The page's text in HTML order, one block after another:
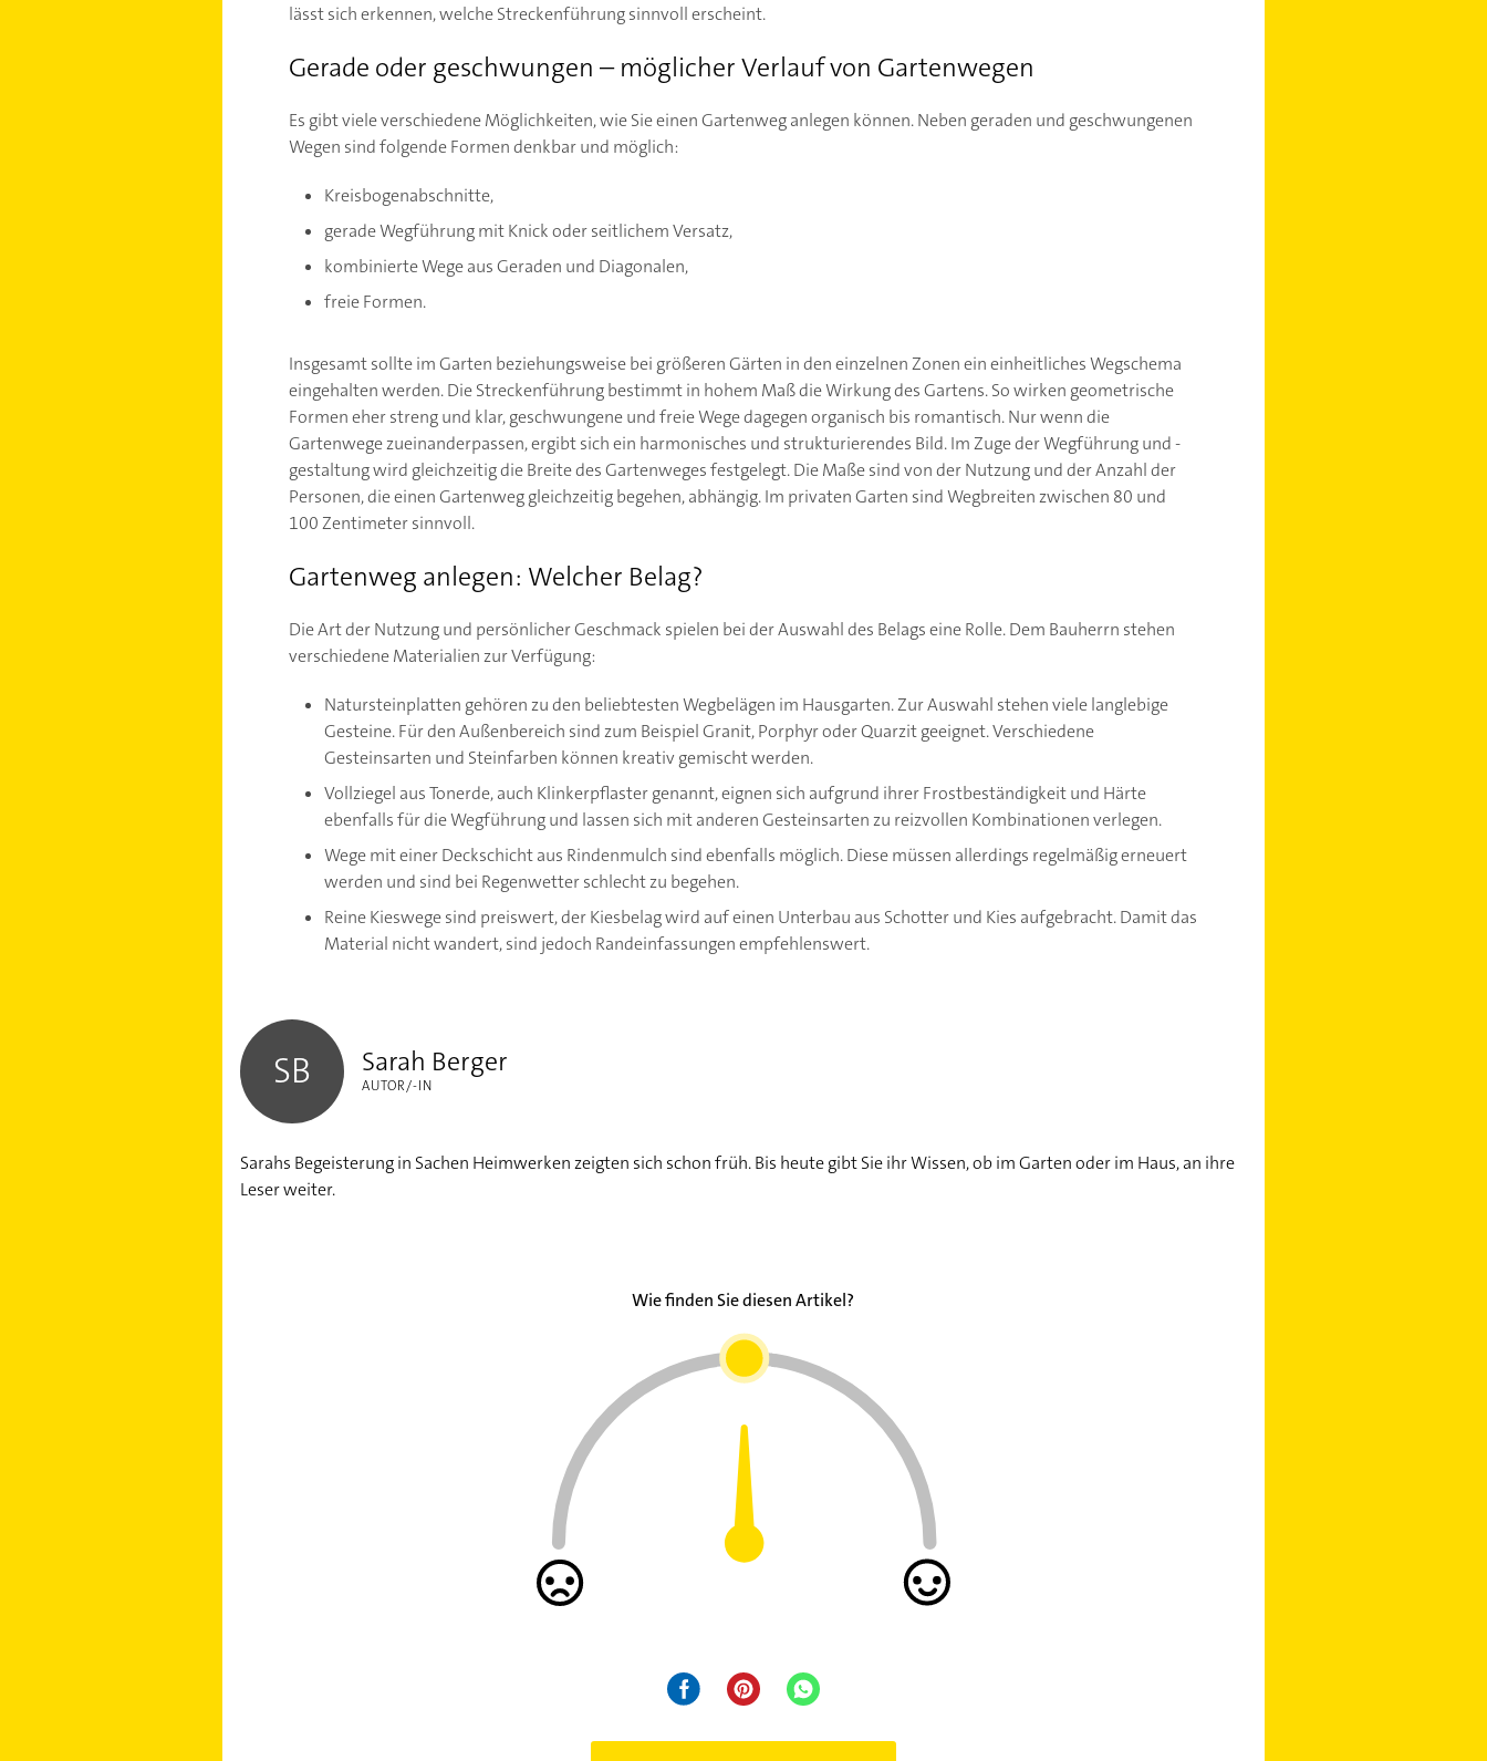
lässt sich erkennen, welche Streckenführung sinnvoll erscheint.
Gerade oder geschwungen – möglicher Verlauf von Gartenwegen
Es gibt viele verschiedene Möglichkeiten, wie Sie einen Gartenweg anlegen können. Neben geraden und geschwungenen
Wegen sind folgende Formen denkbar und möglich:
Kreisbogenabschnitte,
gerade Wegführung mit Knick oder seitlichem Versatz,
kombinierte Wege aus Geraden und Diagonalen,
freie Formen.
Insgesamt sollte im Garten beziehungsweise bei größeren Gärten in den einzelnen Zonen ein einheitliches Wegschema
eingehalten werden. Die Streckenführung bestimmt in hohem Maß die Wirkung des Gartens. So wirken geometrische
Formen eher streng und klar, geschwungene und freie Wege dagegen organisch bis romantisch. Nur wenn die
Gartenwege zueinanderpassen, ergibt sich ein harmonisches und strukturierendes Bild. Im Zuge der Wegführung und -
gestaltung wird gleichzeitig die Breite des Gartenweges festgelegt. Die Maße sind von der Nutzung und der Anzahl der
Personen, die einen Gartenweg gleichzeitig begehen, abhängig. Im privaten Garten sind Wegbreiten zwischen 80 und
100 Zentimeter sinnvoll.
Gartenweg anlegen: Welcher Belag?
Die Art der Nutzung und persönlicher Geschmack spielen bei der Auswahl des Belags eine Rolle. Dem Bauherrn stehen
verschiedene Materialien zur Verfügung:
Natursteinplatten gehören zu den beliebtesten Wegbelägen im Hausgarten. Zur Auswahl stehen viele langlebige
Gesteine. Für den Außenbereich sind zum Beispiel Granit, Porphyr oder Quarzit geeignet. Verschiedene
Gesteinsarten und Steinfarben können kreativ gemischt werden.
Vollziegel aus Tonerde, auch Klinkerpflaster genannt, eignen sich aufgrund ihrer Frostbeständigkeit und Härte
ebenfalls für die Wegführung und lassen sich mit anderen Gesteinsarten zu reizvollen Kombinationen verlegen.
Wege mit einer Deckschicht aus Rindenmulch sind ebenfalls möglich. Diese müssen allerdings regelmäßig erneuert
werden und sind bei Regenwetter schlecht zu begehen.
Reine Kieswege sind preiswert, der Kiesbelag wird auf einen Unterbau aus Schotter und Kies aufgebracht. Damit das
Material nicht wandert, sind jedoch Randeinfassungen empfehlenswert.
SB Sarah Berger
AUTOR/-IN
Sarahs Begeisterung in Sachen Heimwerken zeigten sich schon früh. Bis heute gibt Sie ihr Wissen, ob im Garten oder im Haus, an ihre
Leser weiter.
Wie finden Sie diesen Artikel?